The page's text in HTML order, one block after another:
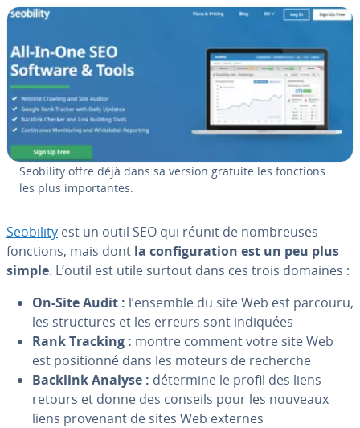
Seobility offre déjà dans sa version gratuite les fonctions
les plus im­por­tantes.
Seobility est un outil SEO qui réunit de nom­breuses
fonctions, mais dont la con­fi­gu­ra­tion est un peu plus
simple. L’outil est utile surtout dans ces trois domaines :
On-Site Audit : l’ensemble du site Web est parcouru,
les struc­tures et les erreurs sont indiquées
Rank Tracking : montre comment votre site Web
est po­si­tionné dans les moteurs de recherche
Backlink Analyse : détermine le profil des liens
retours et donne des conseils pour les nouveaux
liens provenant de sites Web externes